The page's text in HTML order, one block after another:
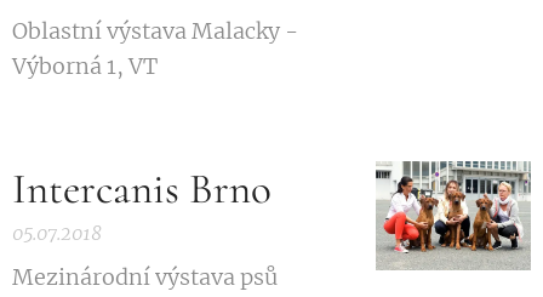
Oblastní výstava Malacky -
Výborná 1, VT
Intercanis Brno
05.07.2018
Mezinárodní výstava psů